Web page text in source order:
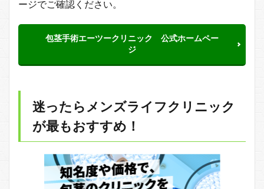
ージでご確認ください。
包茎手術エーツークリニック 公式ホームペー
ジ
迷ったらメンズライフクリニック
が最もおすすめ！